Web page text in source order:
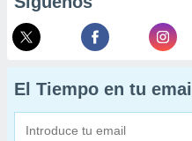
El Tiempo en tu email